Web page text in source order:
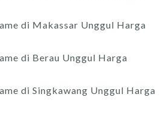
di Makassar Unggul Harga
di Berau Unggul Harga
di Singkawang Unggul Harga